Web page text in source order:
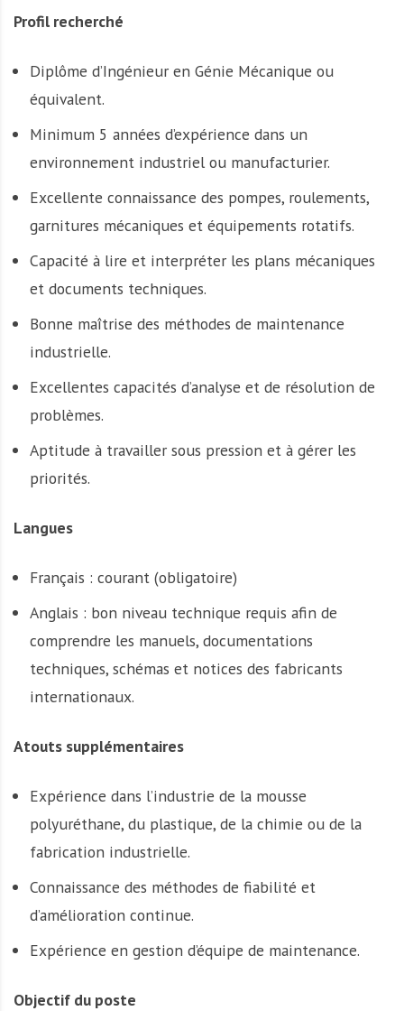
Profil recherché
Diplôme d’Ingénieur en Génie Mécanique ou
équivalent.
Minimum 5 années d’expérience dans un
environnement industriel ou manufacturier.
Excellente connaissance des pompes, roulements,
garnitures mécaniques et équipements rotatifs.
Capacité à lire et interpréter les plans mécaniques
et documents techniques.
Bonne maîtrise des méthodes de maintenance
industrielle.
Excellentes capacités d’analyse et de résolution de
problèmes.
Aptitude à travailler sous pression et à gérer les
priorités.
Langues
Français : courant (obligatoire)
Anglais : bon niveau technique requis afin de
comprendre les manuels, documentations
techniques, schémas et notices des fabricants
internationaux.
Atouts supplémentaires
Expérience dans l’industrie de la mousse
polyuréthane, du plastique, de la chimie ou de la
fabrication industrielle.
Connaissance des méthodes de fiabilité et
d’amélioration continue.
Expérience en gestion d’équipe de maintenance.
Objectif du poste